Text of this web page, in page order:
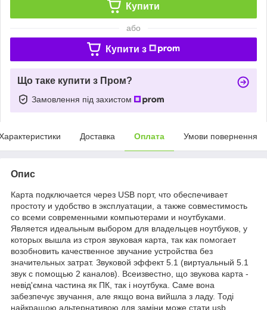
Купити
або
Купити з
Що таке купити з Пром?
Замовлення під захистом
Доставка Оплата Умови повернення
Опис
Карта подключается через USB порт, что обеспечивает
простоту и удобство в эксплуатации, а также совместимость
со всеми современными компьютерами и ноутбуками.
Является идеальным выбором для владельцев ноутбуков, у
которых вышла из строя звуковая карта, так как помогает
возобновить качественное звучание устройства без
значительных затрат. Звуковой эффект 5.1 (виртуальный 5.1
звук с помощью 2 каналов). Всеизвестно, що звукова карта -
невід'ємна частина як ПК, так і ноутбука. Саме вона
забезпечує звучання, але якщо вона вийшла з ладу. Тоді
найкращою альтернативою для заміни може стати usb